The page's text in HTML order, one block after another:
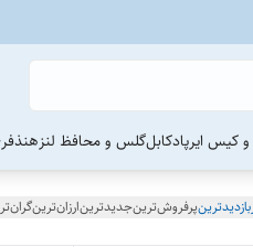
کیس ایرپادکابلگلس و محافظ لنز
پرفروش‌ترینجدیدترینارزان‌ترین